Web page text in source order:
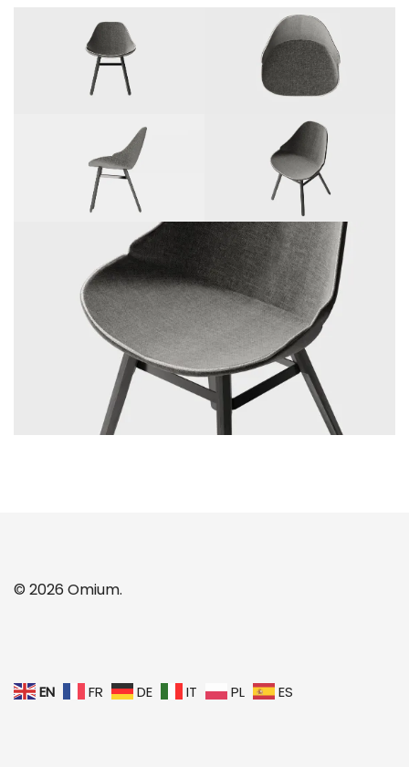
© 2026 Omium.
EN FR DE IT PL ES